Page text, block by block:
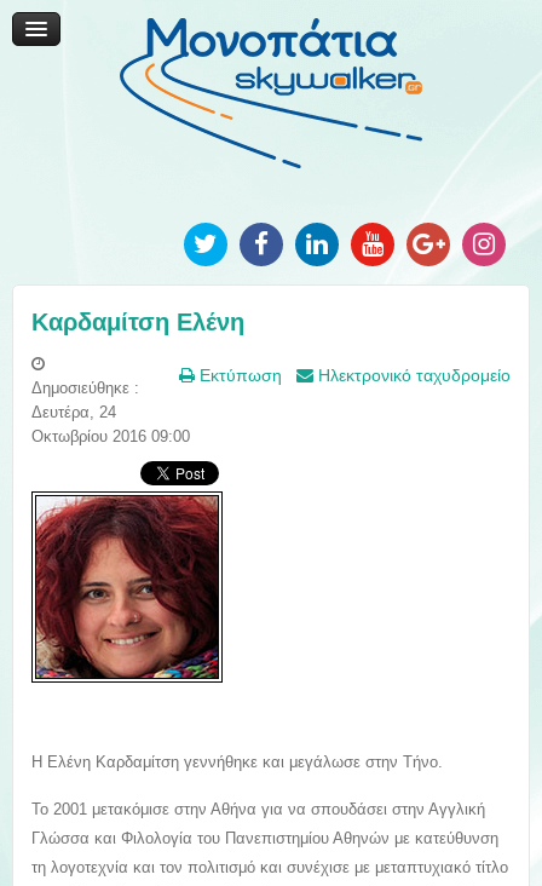
Μονοπάτια Καινοτομίας
Μονοπάτια Τοπικής Ανάπτυξης
Ανακοινώσεις
Φωτογραφίες
Καρδαμίτση Ελένη
Εκτύπωση Ηλεκτρονικό ταχυδρομείο
Δημοσιεύθηκε :
Δευτέρα, 24
Οκτωβρίου 2016 09:00
Η Ελένη Καρδαμίτση γεννήθηκε και μεγάλωσε στην Τήνο.
Το 2001 μετακόμισε στην Αθήνα για να σπουδάσει στην Αγγλική
Γλώσσα και Φιλολογία του Πανεπιστημίου Αθηνών με κατεύθυνση
τη λογοτεχνία και τον πολιτισμό και συνέχισε με μεταπτυχιακό τίτλο